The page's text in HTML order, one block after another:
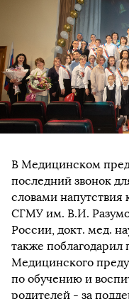
В Медицинском
последний звонок
словами напутствия
СГМУ им. В.И.
России, докт. мед.
также поблагодарил
Медицинского
по обучению и
родителей - за